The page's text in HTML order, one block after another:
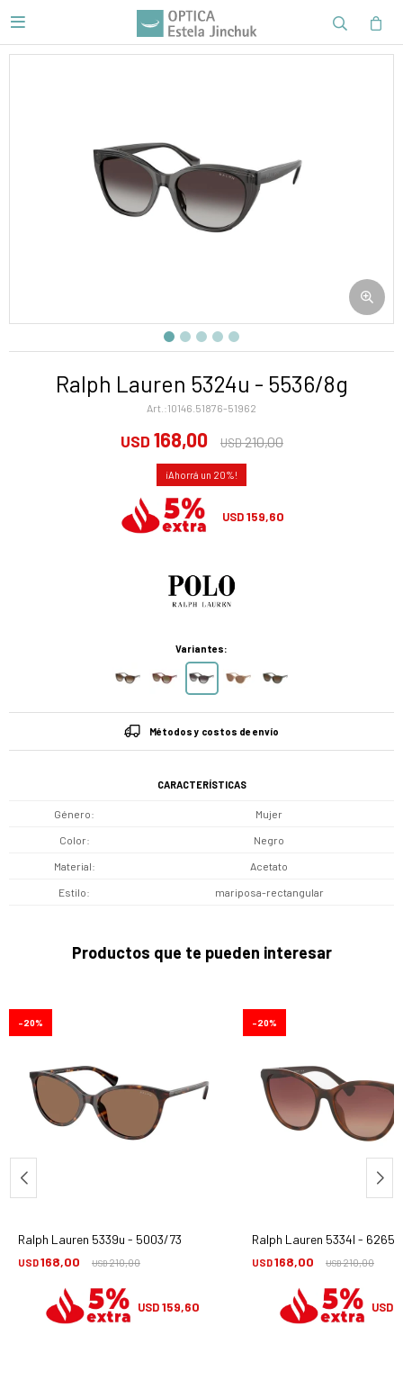

Ralph Lauren 5324u - 5536/8g
10146.51876-51962
USD 168,00 USD210,00
20
USD159,60
Variantes:
Métodos y costos de envío
CARACTERÍSTICAS
Género Mujer
Color Negro
Material Acetato
Estilo mariposa-rectangular
Productos que te pueden interesar
Ralph Lauren 5339u - 5003/73
USD168,00 USD210,00
20
USD159,60
Ralph Lauren 5334l -
USD168,00 USD210,00
20
USD